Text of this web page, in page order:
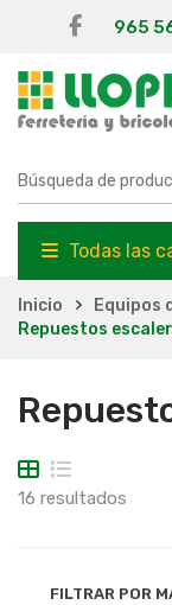
965
Todas las
Inicio Equipos
Repuestos
16 resultados
FILTRAR POR